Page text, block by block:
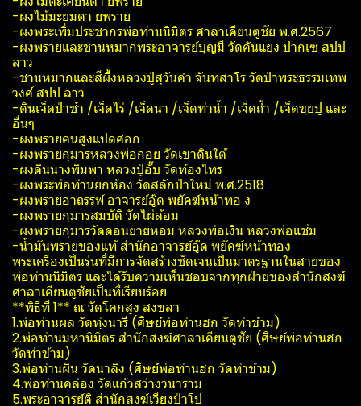
-ผงไม้มะยมตา ยพราย
-ผงพระเพิ่ม​ประชากร​พ่อท่านนิ​มิตร​ ศาลาเคียน​ตู​ชัย​ พ.ศ.2567
-ผงพรายและชานหมากพระอาจารย์บุญมี วัด​คัน​แยง​ ปากเซ สปป
ลาว
-ชานหมากและสีผึ้งหลวงปู่สุวันคำ จันทสาโร​ วัด​ป่า​พระ​ธ​รร​มเทพ​
วงศ์​ สปป ลาว
-ดินเจ็ดป่าช้า /เจ็ดไร่ /เจ็ดนา /เจ็ดท่าน้ำ /เจ็ดถ้ำ /เจ็ดขุยปู และ
อื่นๆ
-ผงพรายคนสูงแปดศอก
-ผงพรายกุมารหลวงพ่อกอย วัดเขาดินใต้
-ผงดินนางพิมพา หลวงปู่อั๊บ วัด​ท้อง​ไทร​
-ผงพระพ่อท่านยกห้อง วัดสลักป่าใหม่ พ.ศ.2518
-ผงพรายอาถรรพ์​ อาจารย์อู๊ด​ พยัคฆ์​หน้า​ทอ ง​
-ผงพรายกุมารสมบัติ วัดไผ่​ล้อม​
-ผงพรายกุมารวัดดอนยายหอม หลวงพ่อเงิน หลวงพ่อแช่ม
-น้ำมันพรายของแท้ สำนักอาจารย์​อู๊ด​ พยัคฆ์​หน้า​ทอง​
พระเครื่องเป็นรุ่นที่มีการจัดสร้างชัดเจนเป็นมาตรฐาน​ในสายของ
พ่อท่านนิ​มิตร​ และได้รับความเห็นชอบจากทุกฝ่าย​ของสำนักสงฆ์​
ศาลาเคียน​ตู​ชัย​เป็นที่เรียบร้อย
**พิธีที่ 1** ณ วัดโคกสูง สงขลา
1.พ่อท่านผล วัดทุ่งนารี (ศิษย์​พ่อท่านฮก วัดท่าข้าม)
2.พ่อท่านมหานิมิตร สำนักสงฆ์​ศาลา​เคียน​ตู​ชัย (ศิษย์​พ่อท่านฮก
วัดท่าข้าม)
3.พ่อท่านผิน วัดนาลิง (ศิษย์​พ่อท่านฮก วัดท่าข้าม)
4.พ่อท่านคล่อง วัดแก้วสว่างวนาราม
5.พระอาจารย์ติ สำนักสงฆ์เวียงป่าโป